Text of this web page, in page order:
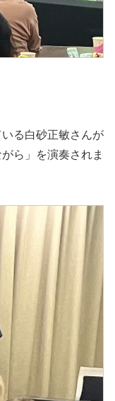
る白砂正敏さんが
ら」を演奏されま